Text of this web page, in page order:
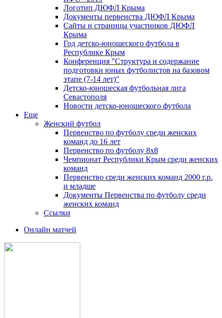
Логотип ДЮФЛ Крыма
Документы первенства ДЮФЛ Крыма
Сайты и страницы участников ДЮФЛ
Крыма
Год детско-юношеского футбола в
Республике Крым
Конференция "Структура и содержание
подготовки юных футболистов на базовом
этапе (7-14 лет)"
Детско-юношеская футбольная лига
Севастополя
Новости детско-юношеского футбола
Еще
Женский футбол
Первенство по футболу среди женских
команд до 16 лет
Первенство по футболу 8х8
Чемпионат Республики Крым среди женских
команд
Первенство среди женских команд 2000 г.р.
и младше
Документы Первенства по футболу среди
женских команд
Ссылки
Онлайн матчей